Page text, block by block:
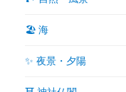
🏖 海
✨ 夜景・夕陽